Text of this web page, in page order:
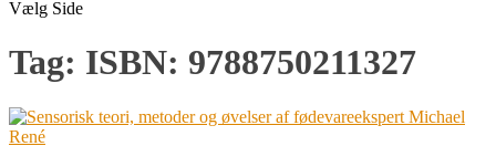
Vælg Side
Tag: ISBN: 9788750211327